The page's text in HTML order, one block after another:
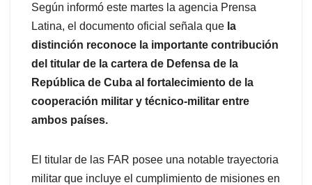
Según informó este martes la agencia Prensa
Latina, el documento oficial señala que la
distinción reconoce la importante contribución
del titular de la cartera de Defensa de la
República de Cuba al fortalecimiento de la
cooperación militar y técnico-militar entre
ambos países.
El titular de las FAR posee una notable trayectoria
militar que incluye el cumplimiento de misiones en